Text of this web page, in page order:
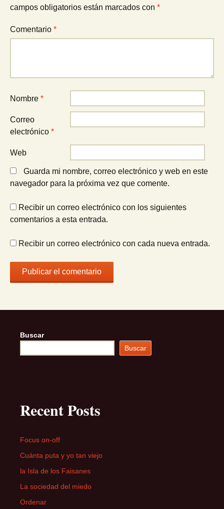
campos obligatorios están marcados con *
Comentario *
Nombre *
Correo
electrónico *
Web
Guarda mi nombre, correo electrónico y web en este
navegador para la próxima vez que comente.
Recibir un correo electrónico con los siguientes
comentarios a esta entrada.
Recibir un correo electrónico con cada nueva entrada.
Buscar
Buscar
Recent Posts
Focus on-off
Cuánta puta y yo tan viejo
la Isla de los Faisanes
La sociedad del miedo
Ordenar